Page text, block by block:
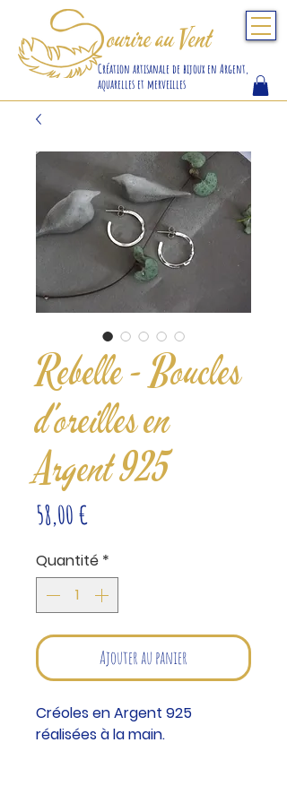
Sourire au Vent
Création artisanale de bijoux en Argent,
aquarelles et merveilles
Rebelle - Boucles
d'oreilles en
Argent 925
58,00 €
Quantité *
Ajouter au panier
Créoles en Argent 925
réalisées à la main.